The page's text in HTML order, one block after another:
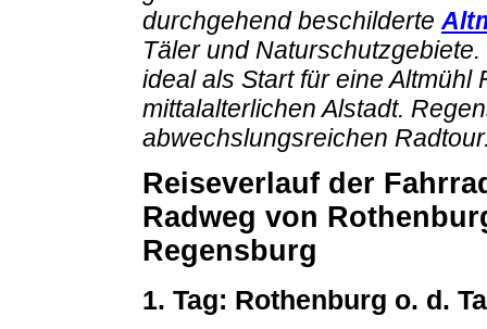
durchgehend beschilderte
Täler und
ideal als Start für eine
mittalalterlichen Alstadt.
abwechslungsreichen
Reiseverlauf der
Radweg von
Regensburg
1. Tag: Rothenburg o. d.